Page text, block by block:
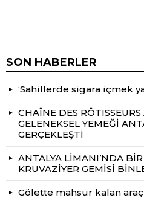
SON HABERLER
‘Sahillerde sigara içmek
CHAÎNE DES
GELENEKSEL YEMEĞİ
GERÇEKLEŞTİ
ANTALYA LİMANI’NDA
KRUVAZİYER GEMİSİ
Gölette mahsur kalan